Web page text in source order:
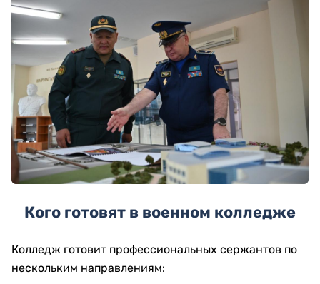
Кого готовят в военном колледже
Колледж готовит профессиональных сержантов по
нескольким направлениям: